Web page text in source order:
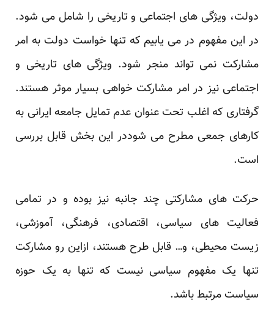
دولت، ویژگی های اجتماعی و تاریخی را شامل می شود.
در این مفهوم در می ‏یابیم که تنها خواست دولت به امر
مشارکت نمی تواند منجر شود. ویژگی های تاریخی و
اجتماعی نیز در ‏امر مشارکت خواهی بسیار موثر هستند.
گرفتاری که اغلب تحت عنوان عدم تمایل جامعه ایرانی به
کارهای ‏جمعی مطرح می شوددر این بخش قابل بررسی
است. ‏
حرکت های مشارکتی چند جانبه نیز بوده و در تمامی
فعالیت های سیاسی، ‌اقتصادی، فرهنگی، آموزشی،
‏زیست محیطی، و… قابل طرح هستند، ازاین رو مشارکت
تنها یک مفهوم سیاسی نیست که تنها به یک حوزه
‏سیاست مرتبط باشد. ‏